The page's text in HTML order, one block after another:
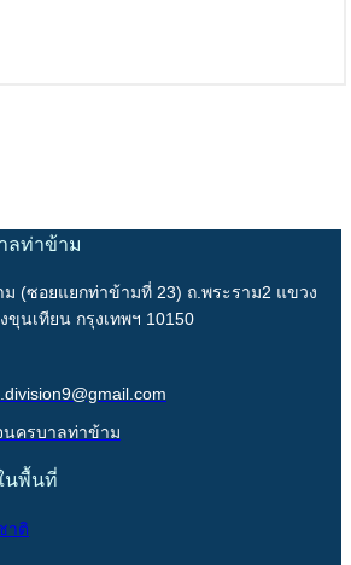
ลท่าข้าม
(ซอยแยกท่าข้ามที่ 23) ถ.พระราม2 แขวง
ขุนเทียน กรุงเทพฯ 10150
นครบาลท่าข้าม
นพื้นที่
าติ